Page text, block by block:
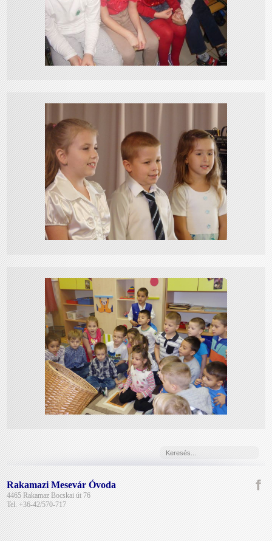
Rakamazi Mesevár Óvoda
4465 Rakamaz Bocskai út 76
Tel. +36-42/570-717